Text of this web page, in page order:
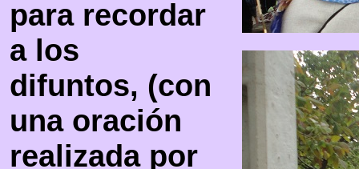
para recordar
a los
difuntos, (con
una oración
realizada por